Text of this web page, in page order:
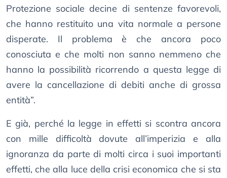
Protezione sociale decine di sentenze favorevoli,
che hanno restituito una vita normale a persone
disperate. Il problema è che ancora poco
conosciuta e che molti non sanno nemmeno che
hanno la possibilità ricorrendo a questa legge di
avere la cancellazione di debiti anche di grossa
entità”.
E già, perché la legge in effetti si scontra ancora
con mille difficoltà dovute all’imperizia e alla
ignoranza da parte di molti circa i suoi importanti
effetti, che alla luce della crisi economica che si sta